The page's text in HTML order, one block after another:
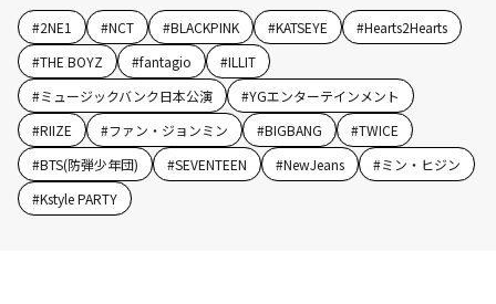
#2NE1 #NCT #BLACKPINK #KATSEYE #Hearts2Hearts
#THE BOYZ #fantagio #ILLIT
#ミュージックバンク日本公演 #YGエンターテインメント
#RIIZE #ファン・ジョンミン #BIGBANG #TWICE
#BTS(防弾少年団) #SEVENTEEN #NewJeans #ミン・ヒジン
#Kstyle PARTY